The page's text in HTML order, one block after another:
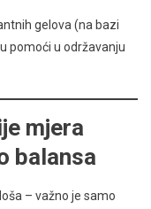
gelova (na bazi
pomoći u održavanju
mjera
balansa
– važno je samo